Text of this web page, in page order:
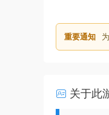
重要通知
关于此